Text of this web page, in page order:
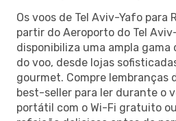
Os voos de Tel Aviv-Yafo para
partir do Aeroporto do Tel
disponibiliza uma ampla
do voo, desde lojas
gourmet. Compre lembranças
best-seller para ler durante o
portátil com o Wi-Fi gratuito